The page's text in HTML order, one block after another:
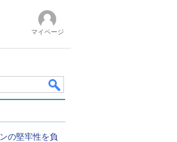
マイページ
の堅牢性を負